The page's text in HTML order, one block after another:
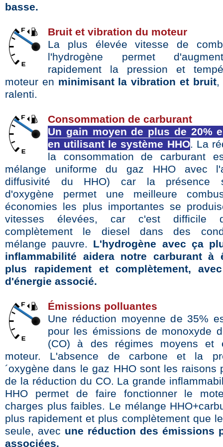
basse.
Bruit et vibration du moteur
La plus élevée vitesse de
l'hydrogène permet
rapidement la pression et
moteur en minimisant la vibration et bruit,
ralenti.
Consommation de carburant
Un gain moyen de plus de 20%
en utilisant le système HHO. La
la consommation de carburant
mélange uniforme du gaz HHO avec
diffusivité du HHO) car la présence
d'oxygène permet une meilleure
économies les plus importantes se
vitesses élevées, car c'est difficile
complètement le diesel dans des
mélange pauvre. L'hydrogène avec ça
inflammabilité aidera notre carburant à
plus rapidement et complètement,
d'énergie associé.
Émissions polluantes
Une réduction moyenne de 35%
pour les émissions de monoxyde
(CO) à des régimes moyens et
moteur. L'absence de carbone et la
´oxygène dans le gaz HHO sont les raisons
de la réduction du CO. La grande
HHO permet de faire fonctionner le
charges plus faibles. Le mélange
plus rapidement et plus complètement que
seule, avec une réduction des émissions
associées.